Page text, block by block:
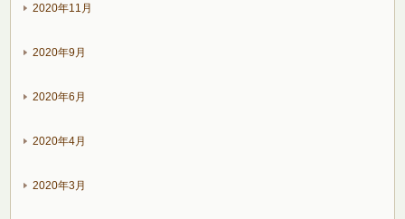
2020年11月
2020年9月
2020年6月
2020年4月
2020年3月